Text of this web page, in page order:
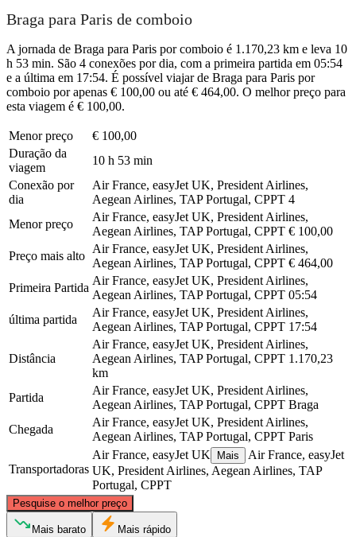
Braga para Paris de comboio
A jornada de Braga para Paris por comboio é 1.170,23 km e leva 10
h 53 min. São 4 conexões por dia, com a primeira partida em 05:54
e a última em 17:54. É possível viajar de Braga para Paris por
comboio por apenas € 100,00 ou até € 464,00. O melhor preço para
esta viagem é € 100,00.
Menor preço
€ 100,00
Duração da
viagem
10 h 53 min
Conexão por
dia
Air France, easyJet UK, President Airlines,
Aegean Airlines, TAP Portugal, CPPT 4
Menor preço
Air France, easyJet UK, President Airlines,
Aegean Airlines, TAP Portugal, CPPT € 100,00
Preço mais alto
Air France, easyJet UK, President Airlines,
Aegean Airlines, TAP Portugal, CPPT € 464,00
Primeira Partida
Air France, easyJet UK, President Airlines,
Aegean Airlines, TAP Portugal, CPPT 05:54
última partida
Air France, easyJet UK, President Airlines,
Aegean Airlines, TAP Portugal, CPPT 17:54
Distância
Air France, easyJet UK, President Airlines,
Aegean Airlines, TAP Portugal, CPPT 1.170,23
km
Partida
Air France, easyJet UK, President Airlines,
Aegean Airlines, TAP Portugal, CPPT Braga
Chegada
Air France, easyJet UK, President Airlines,
Aegean Airlines, TAP Portugal, CPPT Paris
Transportadoras
Air France, easyJet UK Mais
Air France, easyJet
UK, President Airlines, Aegean Airlines, TAP
Portugal, CPPT
Pesquise o melhor preço
Mais barato Mais rápido